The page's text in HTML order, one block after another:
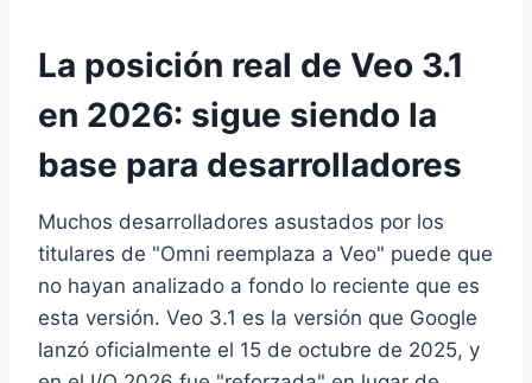
La posición real de Veo 3.1
en 2026: sigue siendo la
base para desarrolladores
Muchos desarrolladores asustados por los
titulares de "Omni reemplaza a Veo" puede que
no hayan analizado a fondo lo reciente que es
esta versión. Veo 3.1 es la versión que Google
lanzó oficialmente el 15 de octubre de 2025, y